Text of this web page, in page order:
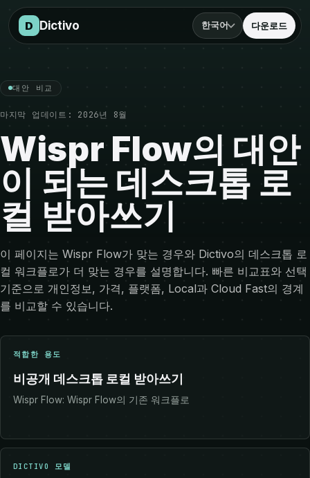
비교로 이동
D Dictivo 한국어 다운로드
대안 비교
마지막 업데이트: 2026년 8월
Wispr Flow의 대안
이 되는 데스크톱 로
컬 받아쓰기
이 페이지는 Wispr Flow가 맞는 경우와 Dictivo의 데스크톱 로
컬 워크플로가 더 맞는 경우를 설명합니다. 빠른 비교표와 선택
기준으로 개인정보, 가격, 플랫폼, Local과 Cloud Fast의 경계
를 비교할 수 있습니다.
적합한 용도
비공개 데스크톱 로컬 받아쓰기
Wispr Flow: Wispr Flow의 기존 워크플로
DICTIVO 모델